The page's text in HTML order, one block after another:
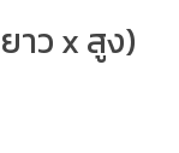
าว x สูง)